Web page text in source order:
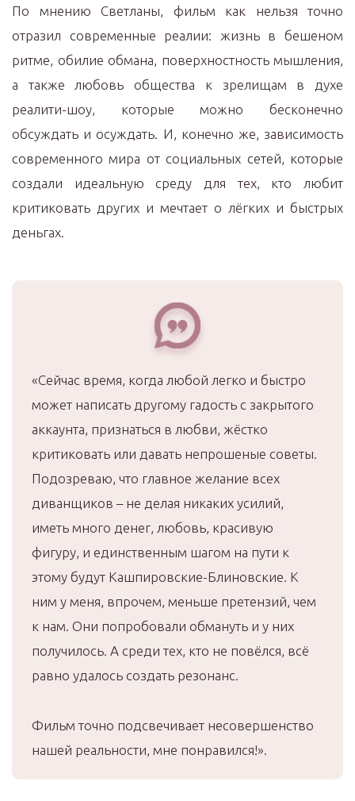
По мнению Светланы, фильм как нельзя точно
отразил современные реалии: жизнь в бешеном
ритме, обилие обмана, поверхностность мышления,
а также любовь общества к зрелищам в духе
реалити-шоу, которые можно бесконечно
обсуждать и осуждать. И, конечно же, зависимость
современного мира от социальных сетей, которые
создали идеальную среду для тех, кто любит
критиковать других и мечтает о лёгких и быстрых
деньгах.
«Сейчас время, когда любой легко и быстро
может написать другому гадость с закрытого
аккаунта, признаться в любви, жёстко
критиковать или давать непрошеные советы.
Подозреваю, что главное желание всех
диванщиков – не делая никаких усилий,
иметь много денег, любовь, красивую
фигуру, и единственным шагом на пути к
этому будут Кашпировские-Блиновские. К
ним у меня, впрочем, меньше претензий, чем
к нам. Они попробовали обмануть и у них
получилось. А среди тех, кто не повёлся, всё
равно удалось создать резонанс.
Фильм точно подсвечивает несовершенство
нашей реальности, мне понравился!».